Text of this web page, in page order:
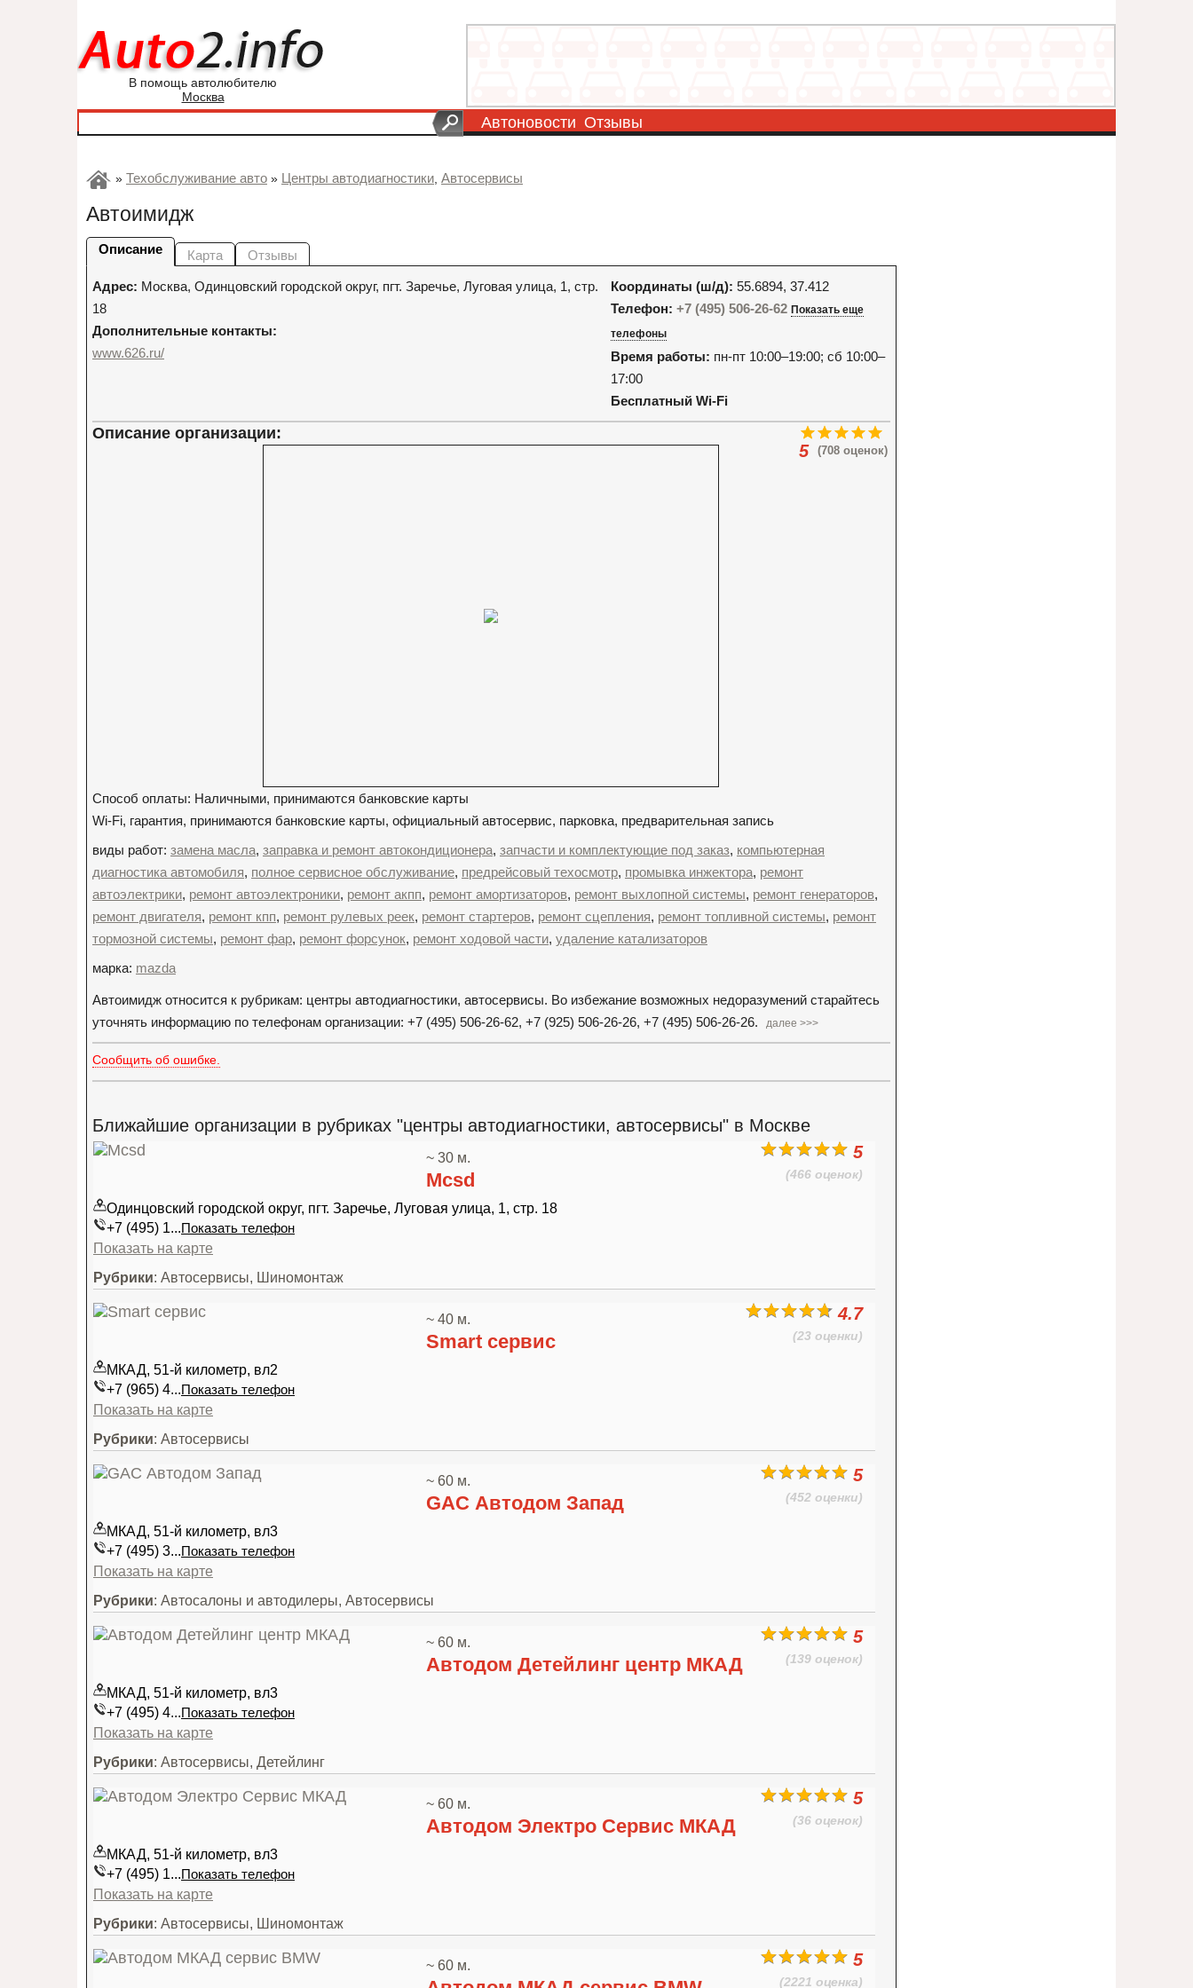
В помощь автолюбителю
Москва
Автоновости Отзывы
» Техобслуживание авто » Центры автодиагностики, Автосервисы
Автоимидж
Описание Карта Отзывы
Адрес: Москва, Одинцовский городской округ, пгт. Заречье, Луговая улица, 1, стр.
18
Дополнительные контакты:
www.626.ru/
Координаты (ш/д): 55.6894, 37.412
Телефон: +7 (495) 506-26-62 Показать еще
телефоны
Время работы: пн-пт 10:00–19:00; сб 10:00–
17:00
Бесплатный Wi-Fi
(708 оценок)
5
Описание организации:
Способ оплаты: Наличными, принимаются банковские карты
Wi-Fi, гарантия, принимаются банковские карты, официальный автосервис, парковка, предварительная запись
виды работ: замена масла, заправка и ремонт автокондиционера, запчасти и комплектующие под заказ, компьютерная
диагностика автомобиля, полное сервисное обслуживание, предрейсовый техосмотр, промывка инжектора, ремонт
автоэлектрики, ремонт автоэлектроники, ремонт акпп, ремонт амортизаторов, ремонт выхлопной системы, ремонт генераторов,
ремонт двигателя, ремонт кпп, ремонт рулевых реек, ремонт стартеров, ремонт сцепления, ремонт топливной системы, ремонт
тормозной системы, ремонт фар, ремонт форсунок, ремонт ходовой части, удаление катализаторов
марка: mazda
Автоимидж относится к рубрикам: центры автодиагностики, автосервисы. Во избежание возможных недоразумений старайтесь
уточнять информацию по телефонам организации: +7 (495) 506-26-62, +7 (925) 506-26-26, +7 (495) 506-26-26.
далее >>>
Сообщить об ошибке.
Ближайшие организации в рубриках "центры автодиагностики, автосервисы" в Москве
5
(466 оценок)
~ 30 м.
Mcsd
Одинцовский городской округ, пгт. Заречье, Луговая улица, 1, стр. 18
+7 (495) 1...Показать телефон
Показать на карте
Рубрики: Автосервисы, Шиномонтаж
4.7
(23 оценки)
~ 40 м.
Smart сервис
МКАД, 51-й километр, вл2
+7 (965) 4...Показать телефон
Показать на карте
Рубрики: Автосервисы
5
(452 оценки)
~ 60 м.
GAC Автодом Запад
МКАД, 51-й километр, вл3
+7 (495) 3...Показать телефон
Показать на карте
Рубрики: Автосалоны и автодилеры, Автосервисы
5
(139 оценок)
~ 60 м.
Автодом Детейлинг центр МКАД
МКАД, 51-й километр, вл3
+7 (495) 4...Показать телефон
Показать на карте
Рубрики: Автосервисы, Детейлинг
5
(36 оценок)
~ 60 м.
Автодом Электро Сервис МКАД
МКАД, 51-й километр, вл3
+7 (495) 1...Показать телефон
Показать на карте
Рубрики: Автосервисы, Шиномонтаж
5
(2221 оценка)
~ 60 м.